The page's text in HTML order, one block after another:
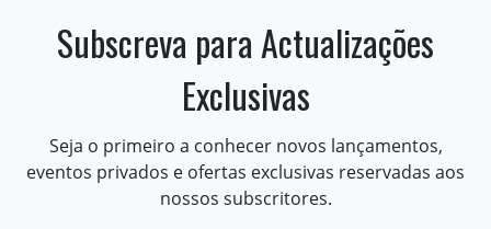
Subscreva para Actualizações
Exclusivas
Seja o primeiro a conhecer novos lançamentos,
eventos privados e ofertas exclusivas reservadas aos
nossos subscritores.